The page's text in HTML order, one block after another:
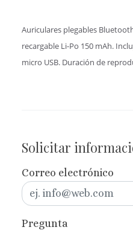
Auriculares plegables
recargable Li-Po 150 mAh.
micro USB. Duración de
Solicitar
Correo electrónico
Pregunta